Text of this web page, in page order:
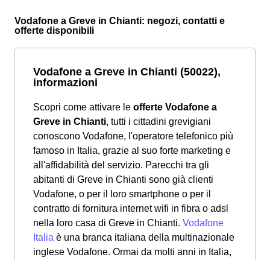
Vodafone a Greve in Chianti: negozi, contatti e
offerte disponibili
Vodafone a Greve in Chianti (50022),
informazioni
Scopri come attivare le offerte Vodafone a
Greve in Chianti, tutti i cittadini grevigiani
conoscono Vodafone, l'operatore telefonico più
famoso in Italia, grazie al suo forte marketing e
all'affidabilità del servizio. Parecchi tra gli
abitanti di Greve in Chianti sono già clienti
Vodafone, o per il loro smartphone o per il
contratto di fornitura internet wifi in fibra o adsl
nella loro casa di Greve in Chianti. Vodafone
Italia è una branca italiana della multinazionale
inglese Vodafone. Ormai da molti anni in Italia,